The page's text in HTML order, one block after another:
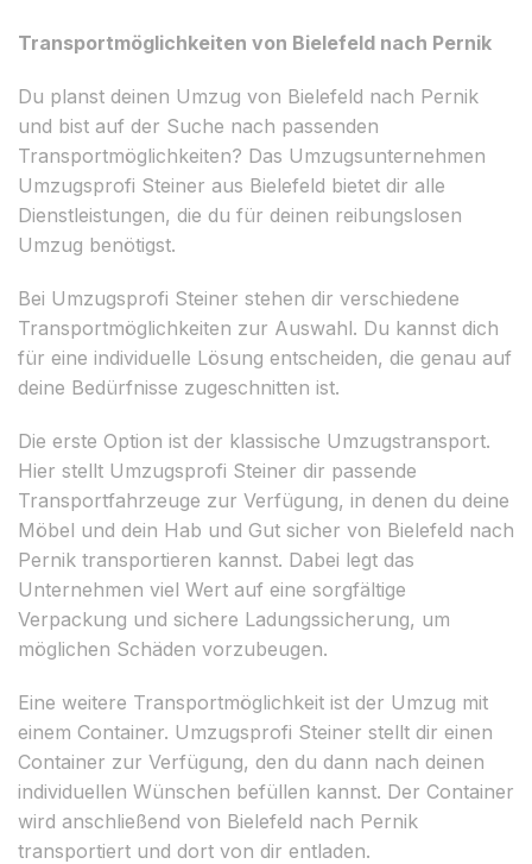
Transportmöglichkeiten von Bielefeld nach Pernik
Du planst deinen Umzug von Bielefeld nach Pernik
und bist auf der Suche nach passenden
Transportmöglichkeiten? Das Umzugsunternehmen
Umzugsprofi Steiner aus Bielefeld bietet dir alle
Dienstleistungen, die du für deinen reibungslosen
Umzug benötigst.
Bei Umzugsprofi Steiner stehen dir verschiedene
Transportmöglichkeiten zur Auswahl. Du kannst dich
für eine individuelle Lösung entscheiden, die genau auf
deine Bedürfnisse zugeschnitten ist.
Die erste Option ist der klassische Umzugstransport.
Hier stellt Umzugsprofi Steiner dir passende
Transportfahrzeuge zur Verfügung, in denen du deine
Möbel und dein Hab und Gut sicher von Bielefeld nach
Pernik transportieren kannst. Dabei legt das
Unternehmen viel Wert auf eine sorgfältige
Verpackung und sichere Ladungssicherung, um
möglichen Schäden vorzubeugen.
Eine weitere Transportmöglichkeit ist der Umzug mit
einem Container. Umzugsprofi Steiner stellt dir einen
Container zur Verfügung, den du dann nach deinen
individuellen Wünschen befüllen kannst. Der Container
wird anschließend von Bielefeld nach Pernik
transportiert und dort von dir entladen.